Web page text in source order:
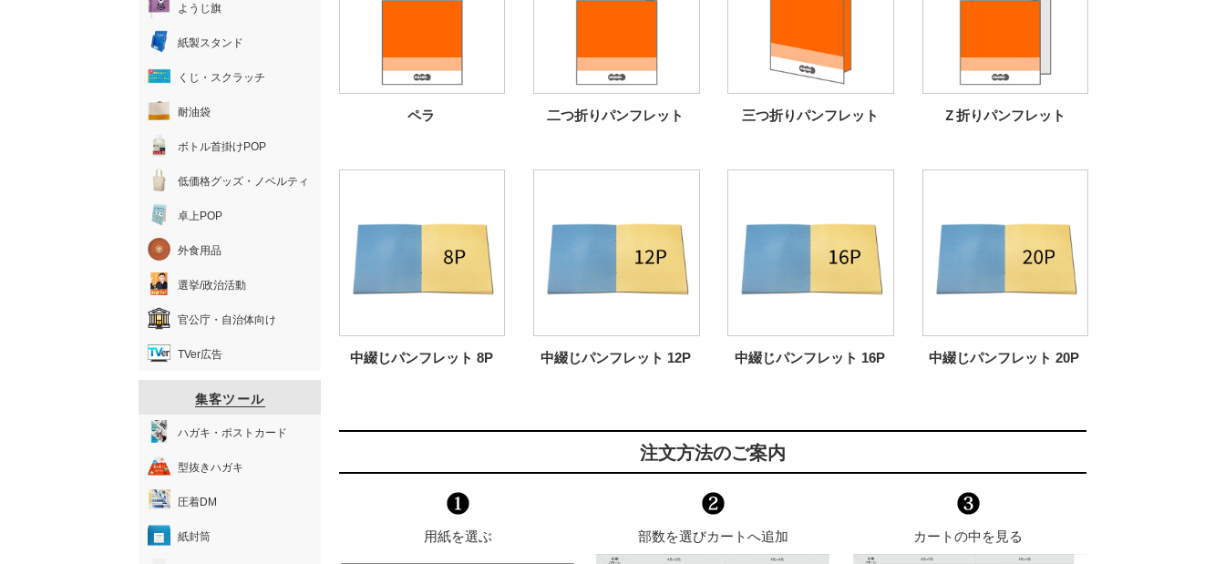
ペラ 二つ折りパンフレット 三つ折りパンフレット Ｚ折りパンフレット
中綴じパンフレット 8P 中綴じパンフレット 12P 中綴じパンフレット 16P 中綴じパンフレット 20P
注文方法のご案内
用紙を選ぶ 部数を選びカートへ追加 カートの中を見る
ようじ旗
紙製スタンド
くじ・スクラッチ
耐油袋
ボトル首掛けPOP
低価格グッズ・ノベルティ
卓上POP
外食用品
選挙/政治活動
官公庁・自治体向け
TVer広告
集客ツール
ハガキ・ポストカード
型抜きハガキ
圧着DM
紙封筒